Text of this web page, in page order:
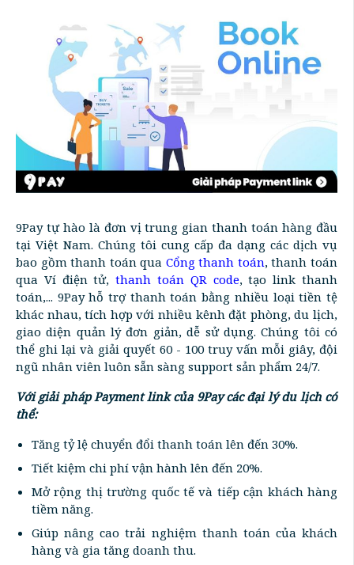
9Pay tự hào là đơn vị trung gian thanh toán hàng đầu
tại Việt Nam. Chúng tôi cung cấp đa dạng các dịch vụ
bao gồm thanh toán qua Cổng thanh toán, thanh toán
qua Ví điện tử,thanh toán QR code, tạo link thanh
toán,... 9Pay hỗ trợ thanh toán bằng nhiều loại tiền tệ
khác nhau, tích hợp với nhiều kênh đặt phòng, du lịch,
giao diện quản lý đơn giản, dễ sử dụng. Chúng tôi có
thể ghi lại và giải quyết 60 - 100 truy vấn mỗi giây, đội
ngũ nhân viên luôn sẵn sàng support sản phẩm 24/7.
Với giải pháp Payment link của 9Pay các đại lý du lịch có
thể:
Tăng tỷ lệ chuyển đổi thanh toán lên đến 30%.
Tiết kiệm chi phí vận hành lên đến 20%.
Mở rộng thị trường quốc tế và tiếp cận khách hàng
tiềm năng.
Giúp nâng cao trải nghiệm thanh toán của khách
hàng và gia tăng doanh thu.